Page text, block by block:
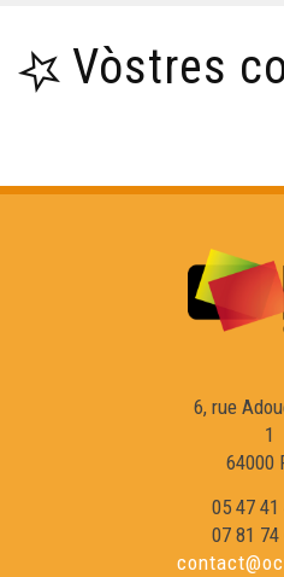
Mas d’Asilh - Vilas
Carcassona - Vilas
Sent Bertran de
Vòstres
6, rue
1
64000
05 47 41
07 81 74